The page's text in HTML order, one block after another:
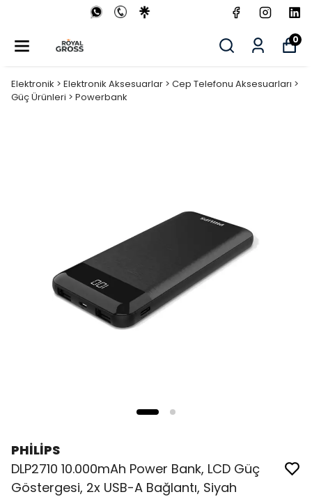
0
Elektronik > Elektronik Aksesuarlar > Cep Telefonu Aksesuarları >
Güç Ürünleri > Powerbank
PHİLİPS
DLP2710 10.000mAh Power Bank, LCD Güç
Göstergesi, 2x USB-A Bağlantı, Siyah